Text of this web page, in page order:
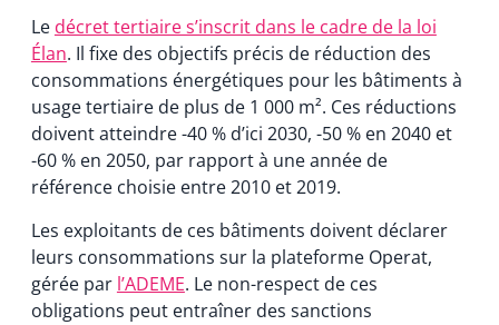
Le décret tertiaire s’inscrit dans le cadre de la loi
Élan. Il fixe des objectifs précis de réduction des
consommations énergétiques pour les bâtiments à
usage tertiaire de plus de 1 000 m². Ces réductions
doivent atteindre -40 % d’ici 2030, -50 % en 2040 et
-60 % en 2050, par rapport à une année de
référence choisie entre 2010 et 2019.
Les exploitants de ces bâtiments doivent déclarer
leurs consommations sur la plateforme Operat,
gérée par l’ADEME. Le non-respect de ces
obligations peut entraîner des sanctions